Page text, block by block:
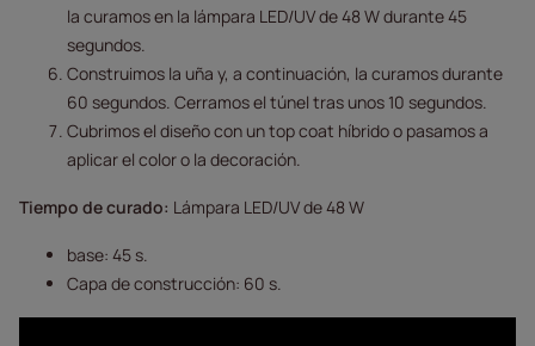
la curamos en la lámpara LED/UV de 48 W durante 45
segundos.
Construimos la uña y, a continuación, la curamos durante
60 segundos. Cerramos el túnel tras unos 10 segundos.
Cubrimos el diseño con un top coat híbrido o pasamos a
aplicar el color o la decoración.
Tiempo de curado: Lámpara LED/UV de 48 W
base: 45 s.
Capa de construcción: 60 s.